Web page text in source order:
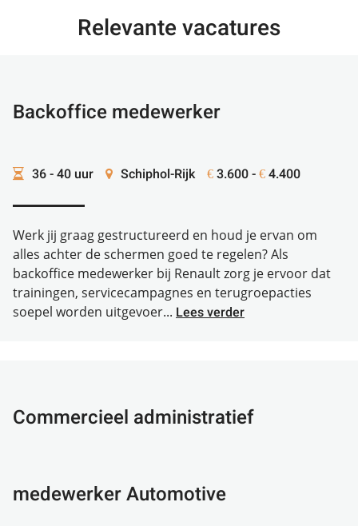
Relevante vacatures
Backoffice medewerker
36 - 40 uur Schiphol-Rijk € 3.600 - € 4.400
Werk jij graag gestructureerd en houd je ervan om
alles achter de schermen goed te regelen? Als
backoffice medewerker bij Renault zorg je ervoor dat
trainingen, servicecampagnes en terugroepacties
soepel worden uitgevoer... Lees verder
Commercieel administratief
medewerker Automotive